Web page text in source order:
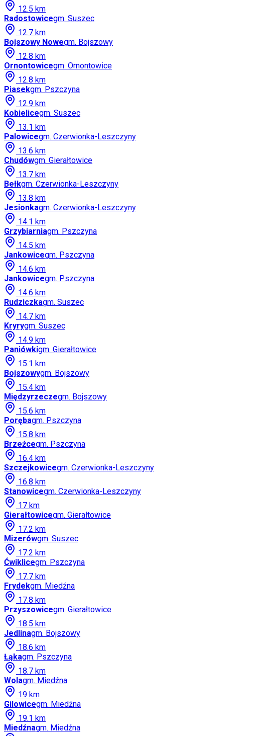
12.5 km
Radostowicegm. Suszec
12.7 km
Bojszowy Nowegm. Bojszowy
12.8 km
Ornontowicegm. Ornontowice
12.8 km
Piasekgm. Pszczyna
12.9 km
Kobielicegm. Suszec
13.1 km
Palowicegm. Czerwionka-Leszczyny
13.6 km
Chudówgm. Gierałtowice
13.7 km
Bełkgm. Czerwionka-Leszczyny
13.8 km
Jesionkagm. Czerwionka-Leszczyny
14.1 km
Grzybiarniagm. Pszczyna
14.5 km
Jankowicegm. Pszczyna
14.6 km
Jankowicegm. Pszczyna
14.6 km
Rudziczkagm. Suszec
14.7 km
Kryrygm. Suszec
14.9 km
Paniówkigm. Gierałtowice
15.1 km
Bojszowygm. Bojszowy
15.4 km
Międzyrzeczegm. Bojszowy
15.6 km
Porębagm. Pszczyna
15.8 km
Brzeźcegm. Pszczyna
16.4 km
Szczejkowicegm. Czerwionka-Leszczyny
16.8 km
Stanowicegm. Czerwionka-Leszczyny
17 km
Gierałtowicegm. Gierałtowice
17.2 km
Mizerówgm. Suszec
17.2 km
Ćwiklicegm. Pszczyna
17.7 km
Frydekgm. Miedźna
17.8 km
Przyszowicegm. Gierałtowice
18.5 km
Jedlinagm. Bojszowy
18.6 km
Łąkagm. Pszczyna
18.7 km
Wolagm. Miedźna
19 km
Gilowicegm. Miedźna
19.1 km
Miedźnagm. Miedźna